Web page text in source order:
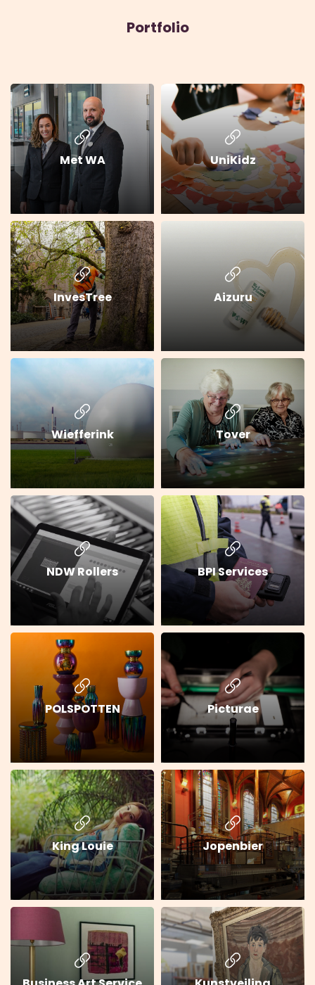
Portfolio
Met WA UniKidz
InvesTree Aizuru
Wiefferink Tover
NDW Rollers BPI Services
POLSPOTTEN Picturae
King Louie Jopenbier